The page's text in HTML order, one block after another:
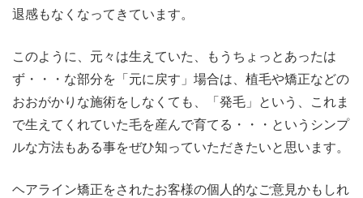
退感もなくなってきています。
このように、元々は生えていた、もうちょっとあったは
ず・・・な部分を「元に戻す」場合は、植毛や矯正などの
おおがかりな施術をしなくても、「発毛」という、これま
で生えてくれていた毛を産んで育てる・・・というシンプ
ルな方法もある事をぜひ知っていただきたいと思います。
ヘアライン矯正をされたお客様の個人的なご意見かもしれ